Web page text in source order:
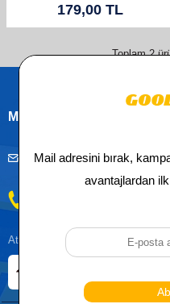
179,00 TL
Toplam2
Müşteri Hizmetleri
Atatürk, Kıraç Mevkii, Orhan Veli